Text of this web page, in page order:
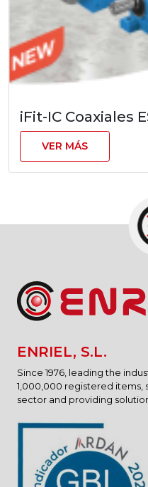
iFit-IC Coaxiales
VER MÁS
ENRIEL, S.L.
Since 1976, leading the
1,000,000 registered items,
sector and providing